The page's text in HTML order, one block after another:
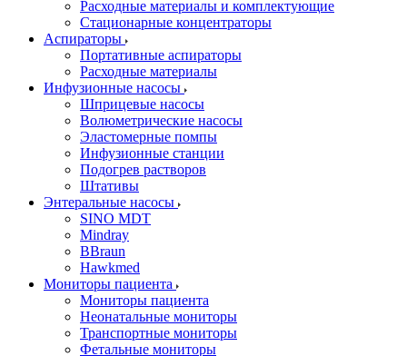
Расходные материалы и комплектующие
Стационарные концентраторы
Аспираторы
Портативные аспираторы
Расходные материалы
Инфузионные насосы
Шприцевые насосы
Волюметрические насосы
Эластомерные помпы
Инфузионные станции
Подогрев растворов
Штативы
Энтеральные насосы
SINO MDT
Mindray
BBraun
Hawkmed
Мониторы пациента
Мониторы пациента
Неонатальные мониторы
Транспортные мониторы
Фетальные мониторы